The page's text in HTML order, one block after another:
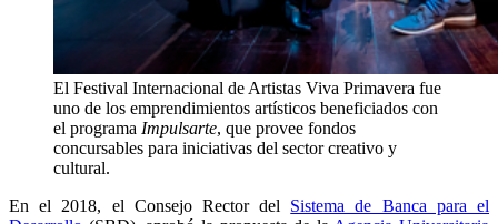
El Festival Internacional de Artistas Viva Primavera fue
uno de los emprendimientos artísticos beneficiados con
el programa Impulsarte, que provee fondos
concursables para iniciativas del sector creativo y
cultural.
En el 2018, el Consejo Rector del Sistema de Banca para el